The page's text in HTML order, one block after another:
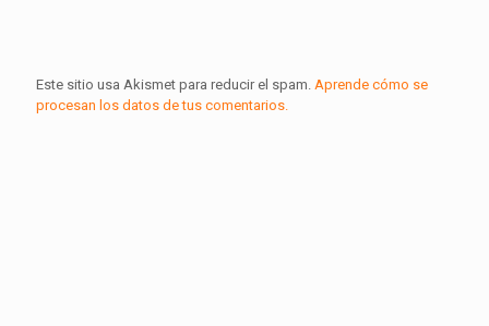
Este sitio usa Akismet para reducir el spam. Aprende cómo se
procesan los datos de tus comentarios.